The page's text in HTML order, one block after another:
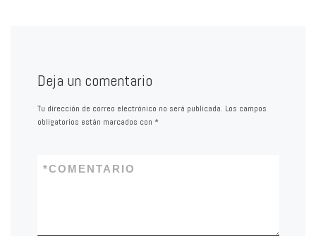
Deja un comentario
Tu dirección de correo electrónico no será publicada. Los campos
obligatorios están marcados con *
COMENTARIO
*